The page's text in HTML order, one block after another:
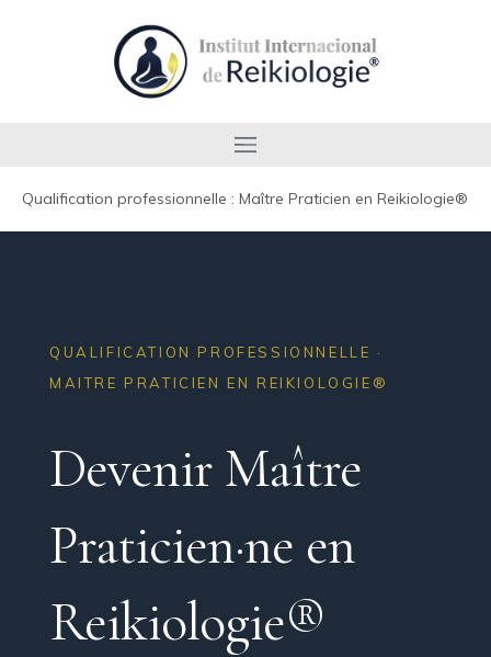
Qualification professionnelle : Maître Praticien en Reikiologie®
QUALIFICATION PROFESSIONNELLE ·
MAITRE PRATICIEN EN REIKIOLOGIE®
Devenir Maître
Praticien·ne en
Reikiologie®